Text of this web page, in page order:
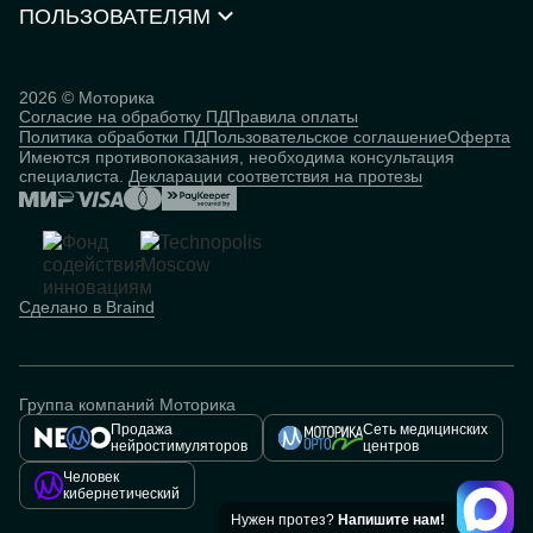
Нейростимуляторы
Контакты
ПОЛЬЗОВАТЕЛЯМ
База знаний
Человек
кибернетический
Партнёрская программа
2026 © Моторика
Согласие на обработку ПДПравила оплаты
Политика обработки ПДПользовательское соглашениеОферта
Имеются противопоказания, необходима консультация
специалиста. Декларации соответствия на протезы
Сделано в Braind
Группа компаний Моторика
Продажа
нейростимуляторов
Сеть медицинских
центров
Человек
кибернетический
Нужен протез? Напишите нам!